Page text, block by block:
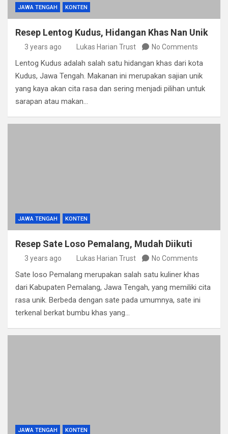
JAWA TENGAH KONTEN
Resep Lentog Kudus, Hidangan Khas Nan Unik
3 years ago Lukas Harian Trust No Comments
Lentog Kudus adalah salah satu hidangan khas dari kota
Kudus, Jawa Tengah. Makanan ini merupakan sajian unik
yang kaya akan cita rasa dan sering menjadi pilihan untuk
sarapan atau makan…
JAWA TENGAH KONTEN
Resep Sate Loso Pemalang, Mudah Diikuti
3 years ago Lukas Harian Trust No Comments
Sate loso Pemalang merupakan salah satu kuliner khas
dari Kabupaten Pemalang, Jawa Tengah, yang memiliki cita
rasa unik. Berbeda dengan sate pada umumnya, sate ini
terkenal berkat bumbu khas yang…
JAWA TENGAH KONTEN